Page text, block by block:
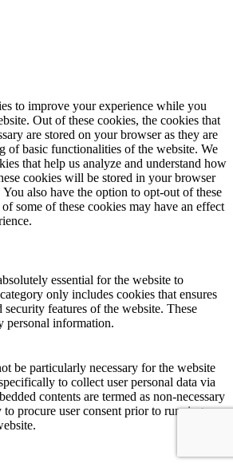
to improve your experience while you
Out of these cookies, the cookies that
are stored on your browser as they are
of basic functionalities of the website. We
that help us analyze and understand how
cookies will be stored in your browser
also have the option to opt-out of these
some of these cookies may have an effect
essential for the website to
only includes cookies that ensures
features of the website. These
personal information.
be particularly necessary for the website
to collect user personal data via
contents are termed as non-necessary
procure user consent prior to running